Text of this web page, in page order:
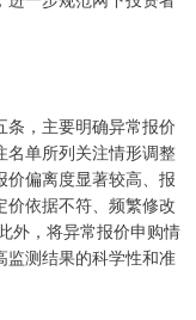
，主要明确异常报价
名单所列关注情形调整
价偏离度显著较高、报
依据不符、频繁修改
外，将异常报价申购情
监测结果的科学性和准